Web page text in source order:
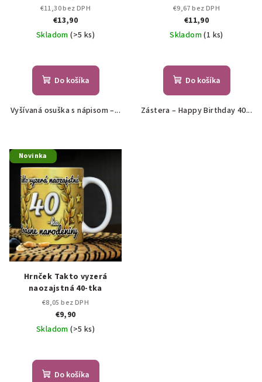
€11,30 bez DPH
€13,90
Skladom(>5 ks)
Do košíka
Vyšívaná osuška s nápisom –...
€9,67 bez DPH
€11,90
Skladom(1 ks)
Do košíka
Zástera – Happy Birthday 40...
Novinka
Hrnček Takto vyzerá
naozajstná 40-tka
€8,05 bez DPH
€9,90
Skladom(>5 ks)
Do košíka